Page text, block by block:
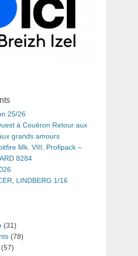
25/26
à Couëron Retour aux
grands amours
Mk. VIII, Profipack –
8284
LINDBERG 1/16
(31)
(78)
(57)